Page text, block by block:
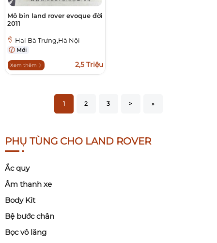
Mô bin land rover evoque đời
2011
Hai Bà Trưng,Hà Nội
Mới
Xem thêm 2,5 Triệu
1 2 3 > »
PHỤ TÙNG CHO LAND ROVER
Ắc quy
Âm thanh xe
Body Kit
Bệ bước chân
Bọc vô lăng